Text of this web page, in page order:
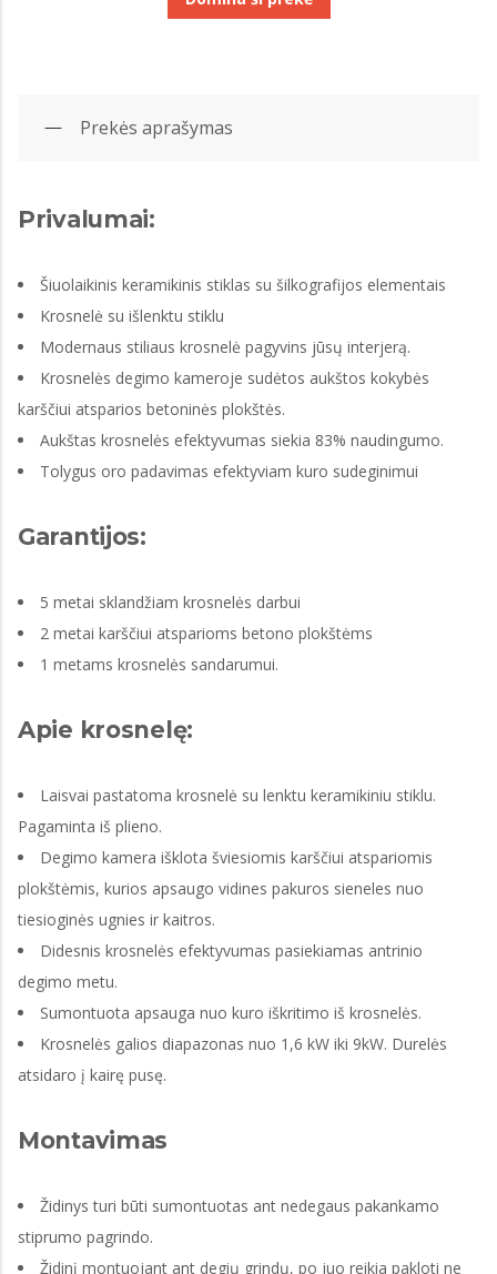
Prekės aprašymas
Privalumai:
Šiuolaikinis keramikinis stiklas su šilkografijos elementais
Krosnelė su išlenktu stiklu
Modernaus stiliaus krosnelė pagyvins jūsų interjerą.
Krosnelės degimo kameroje sudėtos aukštos kokybės
karščiui atsparios betoninės plokštės.
Aukštas krosnelės efektyvumas siekia 83% naudingumo.
Tolygus oro padavimas efektyviam kuro sudeginimui
Garantijos:
5 metai sklandžiam krosnelės darbui
2 metai karščiui atsparioms betono plokštėms
1 metams krosnelės sandarumui.
Apie krosnelę:
Laisvai pastatoma krosnelė su lenktu keramikiniu stiklu.
Pagaminta iš plieno.
Degimo kamera išklota šviesiomis karščiui atspariomis
plokštėmis, kurios apsaugo vidines pakuros sieneles nuo
tiesioginės ugnies ir kaitros.
Didesnis krosnelės efektyvumas pasiekiamas antrinio
degimo metu.
Sumontuota apsauga nuo kuro iškritimo iš krosnelės.
Krosnelės galios diapazonas nuo 1,6 kW iki 9kW. Durelės
atsidaro į kairę pusę.
Montavimas
Židinys turi būti sumontuotas ant nedegaus pakankamo
stiprumo pagrindo.
Židinį montuojant ant degių grindų, po juo reikia pakloti ne